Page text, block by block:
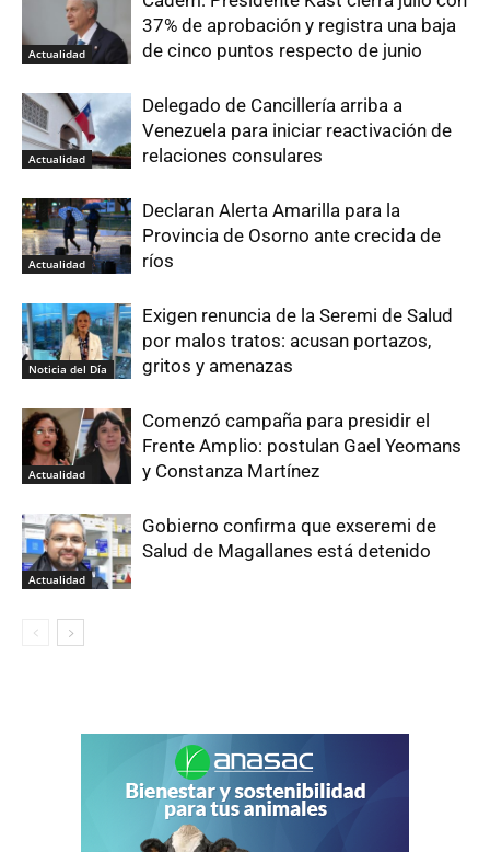
Actualidad
37% de aprobación y registra una baja
de cinco puntos respecto de junio
Actualidad
Delegado de Cancillería arriba a
Venezuela para iniciar reactivación de
relaciones consulares
Actualidad
Declaran Alerta Amarilla para la
Provincia de Osorno ante crecida de
ríos
Noticia del Día
Exigen renuncia de la Seremi de Salud
por malos tratos: acusan portazos,
gritos y amenazas
Actualidad
Comenzó campaña para presidir el
Frente Amplio: postulan Gael Yeomans
y Constanza Martínez
Actualidad
Gobierno confirma que exseremi de
Salud de Magallanes está detenido